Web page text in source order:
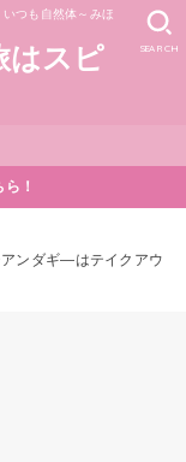
つも自然体～みほ
はスピ
SEARCH
！
アンダギ―はテイクアウ